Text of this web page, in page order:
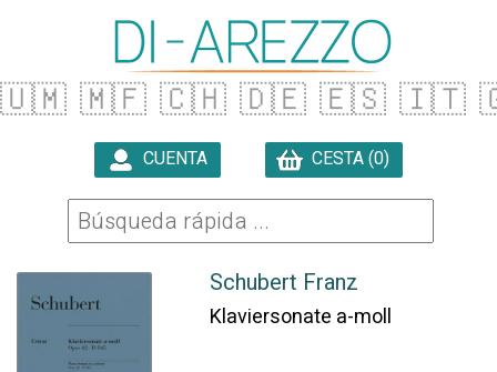
🇺🇲 🇲🇫 🇨🇭 🇩🇪 🇪🇸 🇮🇹
CUENTA CESTA (0)
Schubert Franz
Klaviersonate a-moll